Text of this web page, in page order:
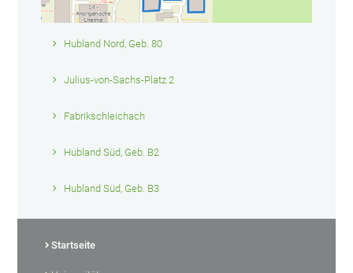
Hubland Nord, Geb. 80
Julius-von-Sachs-Platz 2
Fabrikschleichach
Hubland Süd, Geb. B2
Hubland Süd, Geb. B3
Startseite